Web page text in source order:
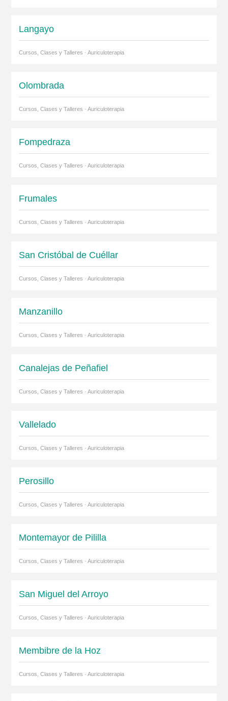
Langayo
Cursos, Clases y Talleres · Auriculoterapia
Olombrada
Cursos, Clases y Talleres · Auriculoterapia
Fompedraza
Cursos, Clases y Talleres · Auriculoterapia
Frumales
Cursos, Clases y Talleres · Auriculoterapia
San Cristóbal de Cuéllar
Cursos, Clases y Talleres · Auriculoterapia
Manzanillo
Cursos, Clases y Talleres · Auriculoterapia
Canalejas de Peñafiel
Cursos, Clases y Talleres · Auriculoterapia
Vallelado
Cursos, Clases y Talleres · Auriculoterapia
Perosillo
Cursos, Clases y Talleres · Auriculoterapia
Montemayor de Pililla
Cursos, Clases y Talleres · Auriculoterapia
San Miguel del Arroyo
Cursos, Clases y Talleres · Auriculoterapia
Membibre de la Hoz
Cursos, Clases y Talleres · Auriculoterapia